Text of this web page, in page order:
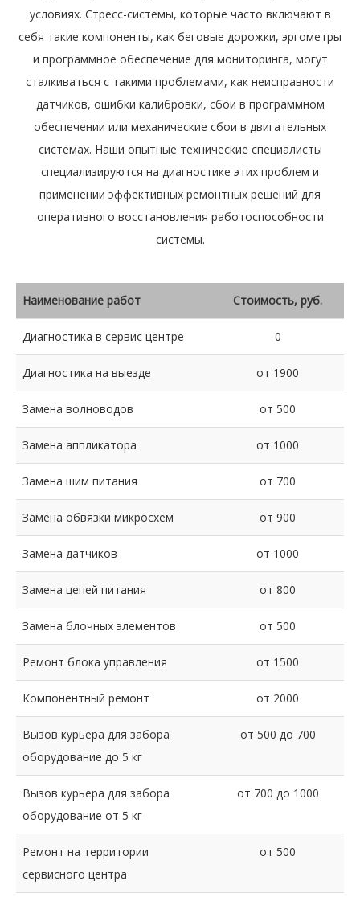
условиях. Стресс-системы, которые часто включают в
себя такие компоненты, как беговые дорожки, эргометры
и программное обеспечение для мониторинга, могут
сталкиваться с такими проблемами, как неисправности
датчиков, ошибки калибровки, сбои в программном
обеспечении или механические сбои в двигательных
системах. Наши опытные технические специалисты
специализируются на диагностике этих проблем и
применении эффективных ремонтных решений для
оперативного восстановления работоспособности
системы.
Наименование работ Стоимость, руб.
Диагностика в сервис центре 0
Диагностика на выезде от 1900
Замена волноводов от 500
Замена аппликатора от 1000
Замена шим питания от 700
Замена обвязки микросхем от 900
Замена датчиков от 1000
Замена цепей питания от 800
Замена блочных элементов от 500
Ремонт блока управления от 1500
Компонентный ремонт от 2000
Вызов курьера для забора
оборудование до 5 кг
от 500 до 700
Вызов курьера для забора
оборудование от 5 кг
от 700 до 1000
Ремонт на территории
сервисного центра
от 500